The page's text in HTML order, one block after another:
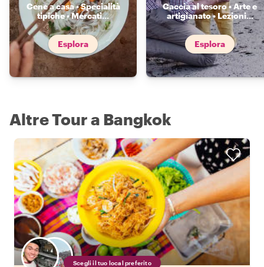
Cene a casa • Specialità
tipiche • Mercati...
Esplora
Caccia al tesoro • Arte e
artigianato • Lezioni...
Esplora
Altre Tour a Bangkok
Scegli il tuo local preferito